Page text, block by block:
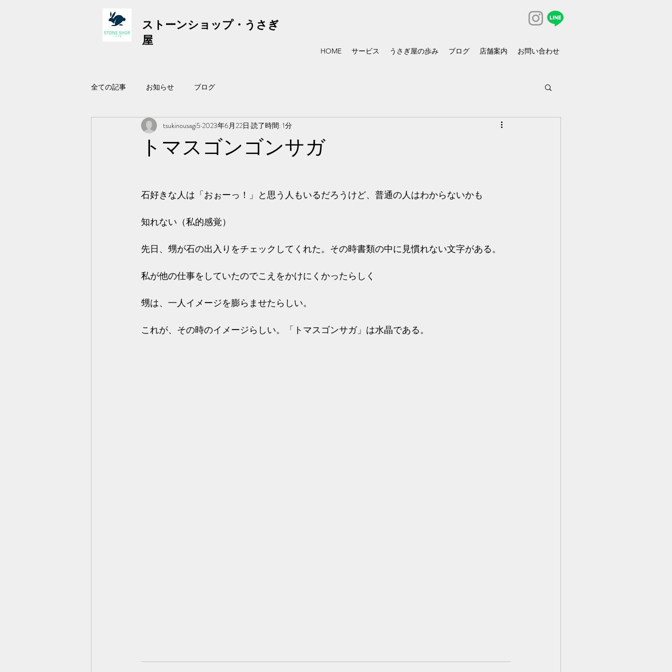
ストーンショップ・うさぎ
屋
HOME サービス うさぎ屋の歩み ブログ 店舗案内 お問い合わせ
全ての記事 お知らせ ブログ
トマスゴンゴンサガ
tsukinousagi5 2023年6月22日 読了時間: 1分
石好きな人は「おぉーっ！」と思う人もいるだろうけど、普通の人はわからないかも
知れない（私的感覚）
先日、甥が石の出入りをチェックしてくれた。その時書類の中に見慣れない文字がある。
私が他の仕事をしていたのでこえをかけにくかったらしく
甥は、一人イメージを膨らませたらしい。
これが、その時のイメージらしい。「トマスゴンサガ」は水晶である。